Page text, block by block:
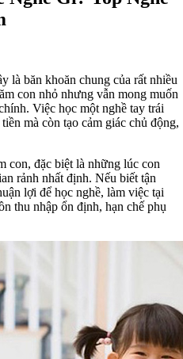
là băn khoăn chung của rất nhiều
con nhỏ nhưng vẫn mong muốn
Việc học một nghề tay trái
mà còn tạo cảm giác chủ động,
con, đặc biệt là những lúc con
rảnh nhất định. Nếu biết tận
lợi để học nghề, làm việc tại
thu nhập ổn định, hạn chế phụ